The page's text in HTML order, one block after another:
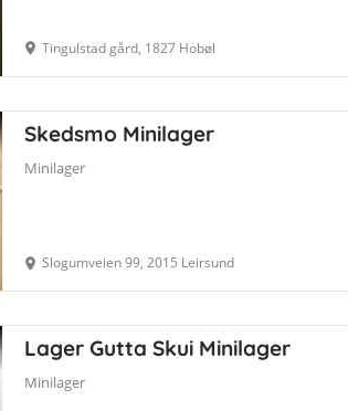
Tingulstad gård, 1827 Hobøl
Skedsmo Minilager
Minilager
Slogumveien 99, 2015 Leirsund
Lager Gutta Skui Minilager
Minilager